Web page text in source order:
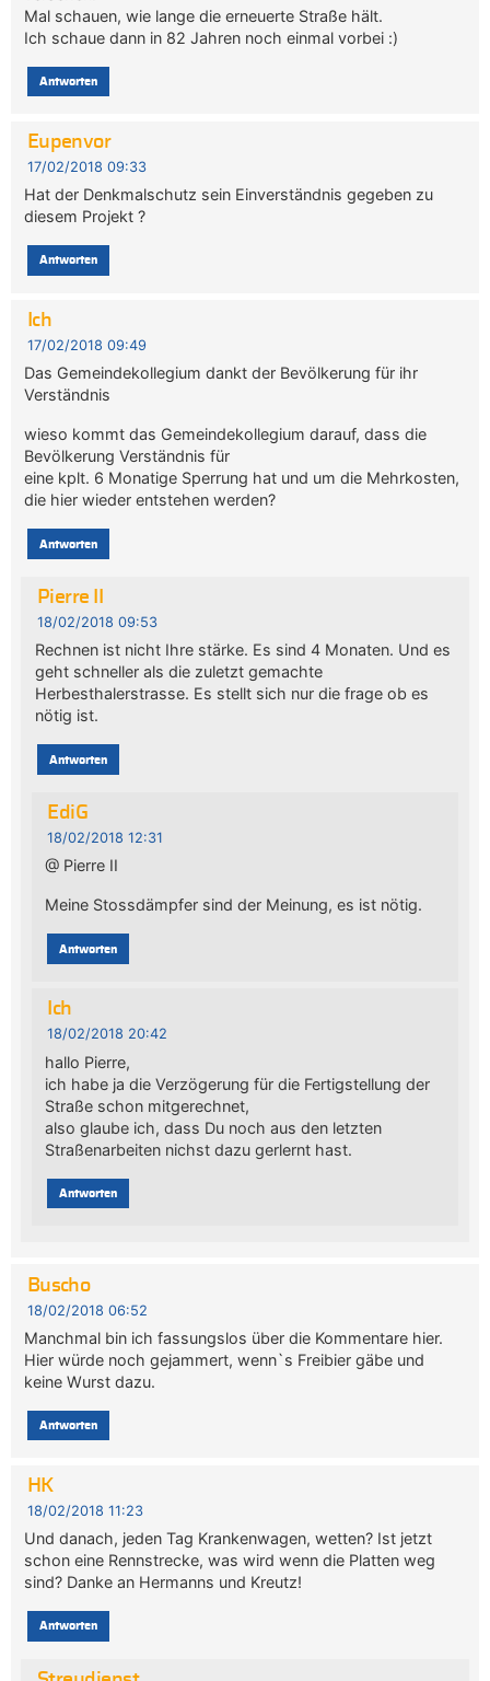
Mal schauen, wie lange die erneuerte Straße hält.
Ich schaue dann in 82 Jahren noch einmal vorbei :)
Antworten
Eupenvor
17/02/2018 09:33
Hat der Denkmalschutz sein Einverständnis gegeben zu
diesem Projekt ?
Antworten
Ich
17/02/2018 09:49
Das Gemeindekollegium dankt der Bevölkerung für ihr
Verständnis
wieso kommt das Gemeindekollegium darauf, dass die
Bevölkerung Verständnis für
eine kplt. 6 Monatige Sperrung hat und um die Mehrkosten,
die hier wieder entstehen werden?
Antworten
Pierre II
18/02/2018 09:53
Rechnen ist nicht Ihre stärke. Es sind 4 Monaten. Und es
geht schneller als die zuletzt gemachte
Herbesthalerstrasse. Es stellt sich nur die frage ob es
nötig ist.
Antworten
EdiG
18/02/2018 12:31
@ Pierre II
Meine Stossdämpfer sind der Meinung, es ist nötig.
Antworten
Ich
18/02/2018 20:42
hallo Pierre,
ich habe ja die Verzögerung für die Fertigstellung der
Straße schon mitgerechnet,
also glaube ich, dass Du noch aus den letzten
Straßenarbeiten nichst dazu gerlernt hast.
Antworten
Buscho
18/02/2018 06:52
Manchmal bin ich fassungslos über die Kommentare hier.
Hier würde noch gejammert, wenn`s Freibier gäbe und
keine Wurst dazu.
Antworten
HK
18/02/2018 11:23
Und danach, jeden Tag Krankenwagen, wetten? Ist jetzt
schon eine Rennstrecke, was wird wenn die Platten weg
sind? Danke an Hermanns und Kreutz!
Antworten